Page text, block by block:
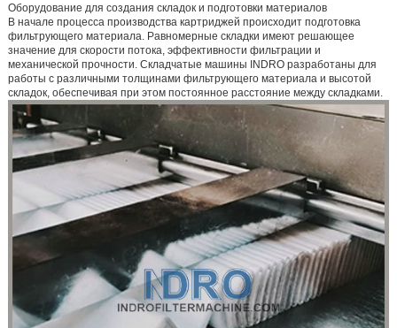
Оборудование для создания складок и подготовки материалов
В начале процесса производства картриджей происходит подготовка
фильтрующего материала. Равномерные складки имеют решающее
значение для скорости потока, эффективности фильтрации и
механической прочности. Складчатые машины INDRO разработаны для
работы с различными толщинами фильтрующего материала и высотой
складок, обеспечивая при этом постоянное расстояние между складками.